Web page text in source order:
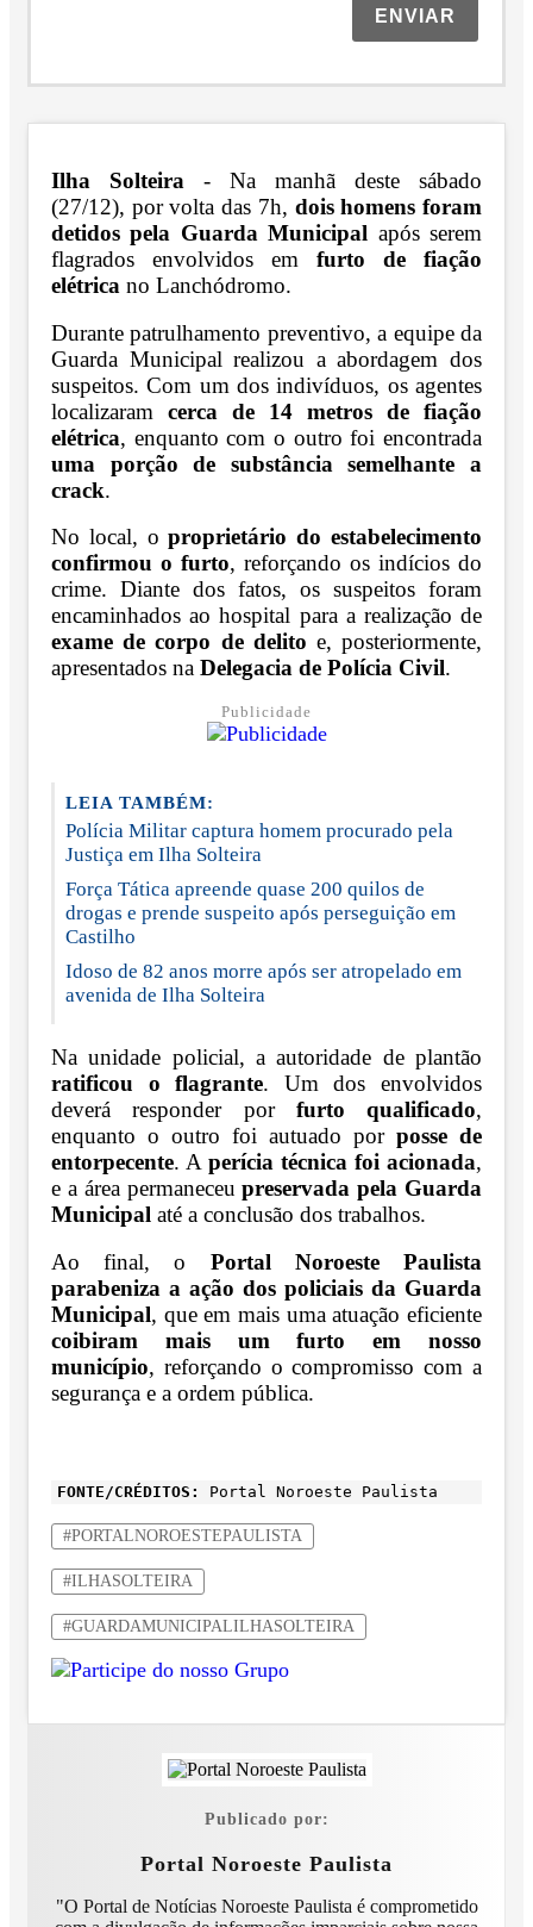
ENVIAR
Ilha Solteira - Na manhã deste sábado
(27/12), por volta das 7h, dois homens foram
detidos pela Guarda Municipal após serem
flagrados envolvidos em furto de fiação
elétrica no Lanchódromo.
Durante patrulhamento preventivo, a equipe da
Guarda Municipal realizou a abordagem dos
suspeitos. Com um dos indivíduos, os agentes
localizaram cerca de 14 metros de fiação
elétrica, enquanto com o outro foi encontrada
uma porção de substância semelhante a
crack.
No local, oproprietário do estabelecimento
confirmou o furto, reforçando os indícios do
crime. Diante dos fatos, os suspeitos foram
encaminhados ao hospital para a realização de
exame de corpo de delito e, posteriormente,
apresentados na Delegacia de Polícia Civil.
Publicidade
LEIA TAMBÉM:
Polícia Militar captura homem procurado pela
Justiça em Ilha Solteira
Força Tática apreende quase 200 quilos de
drogas e prende suspeito após perseguição em
Castilho
Idoso de 82 anos morre após ser atropelado em
avenida de Ilha Solteira
Na unidade policial, a autoridade de plantão
ratificou o flagrante. Um dos envolvidos
deverá responder por furto qualificado,
enquanto o outro foi autuado por posse de
entorpecente. A perícia técnica foi acionada,
e a área permaneceupreservada pela Guarda
Municipal até a conclusão dos trabalhos.
Ao final, o Portal Noroeste Paulista
parabeniza a ação dos policiais da Guarda
Municipal, que em mais uma atuação eficiente
coibiram mais um furto em nosso
município, reforçando o compromisso com a
segurança e a ordem pública.
FONTE/CRÉDITOS: Portal Noroeste Paulista
#PORTALNOROESTEPAULISTA
#ILHASOLTEIRA
#GUARDAMUNICIPALILHASOLTEIRA
Publicado por:
Portal Noroeste Paulista
"O Portal de Notícias Noroeste Paulista é comprometido